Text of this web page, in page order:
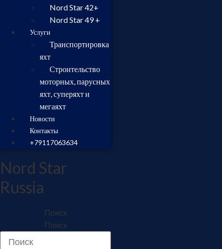
Nord Star 42+
Nord Star 49 +
Услуги
Транспортировка
яхт
Строительство
моторных, парусных
яхт, суперяхт и
мегаяхт
Новости
Контакты
+79117063634
Nord Star
Russia
Поиск
Поиск